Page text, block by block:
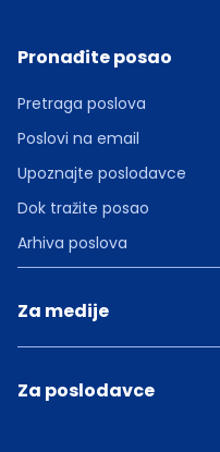
Pronađite posao
Pretraga poslova
Poslovi na email
Upoznajte poslodavce
Dok tražite posao
Arhiva poslova
Za medije
Za poslodavce